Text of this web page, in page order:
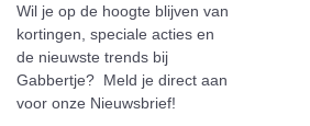
Wil je op de hoogte blijven van
kortingen, speciale acties en
de nieuwste trends bij
Gabbertje? Meld je direct aan
voor onze Nieuwsbrief!